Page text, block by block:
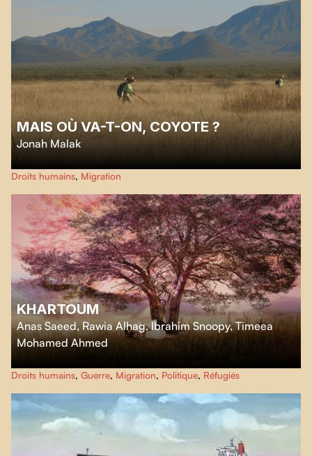
MAIS OÙ VA-T-ON, COYOTE ?
Jonah Malak
Depuis douze ans, Marisela et Ely organisent, avec leur groupe de
bénévoles, lesÁguilas del Desierto
sauvetage dans le désert américano-mexicain.
Droits humains, Migration
KHARTOUM
Anas Saeed, Rawia Alhag, Ibrahim Snoopy, Timeea
Mohamed Ahmed
Forcés de quitter le Soudan pour l'Afrique de l'Est après l'éclatement de la
guerre, cinq citoyen.ne.s de Khartoum rejouent leurs histoires de vie.
Droits humains, Guerre, Migration, Politique, Réfugiés